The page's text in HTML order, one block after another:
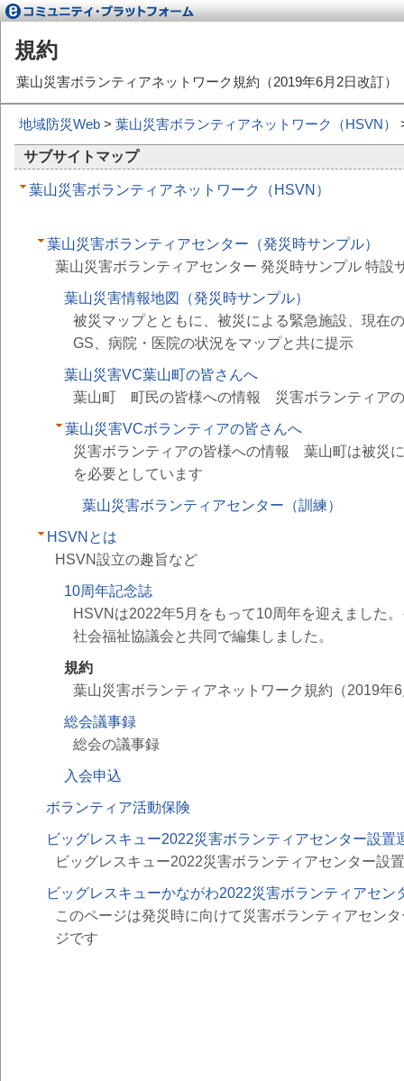
規約
葉山災害ボランティアネットワーク規約（2019年6月2日改訂）
地域防災Web > 葉山災害ボランティアネットワーク（HSVN）
サブサイトマップ
葉山災害ボランティアネットワーク（HSVN）
葉山災害ボランティアセンター（発災時サンプル）
葉山災害ボランティアセンター 発災時サンプル 特設
葉山災害情報地図（発災時サンプル）
被災マップとともに、被災による緊急施設、現在
GS、病院・医院の状況をマップと共に提示
葉山災害VC葉山町の皆さんへ
葉山町 町民の皆様への情報 災害ボランティア
葉山災害VCボランティアの皆さんへ
災害ボランティアの皆様への情報 葉山町は被災
を必要としています
葉山災害ボランティアセンター（訓練）
HSVNとは
HSVN設立の趣旨など
10周年記念誌
HSVNは2022年5月をもって10周年を迎えました
社会福祉協議会と共同で編集しました。
規約
葉山災害ボランティアネットワーク規約（2019年
総会議事録
総会の議事録
入会申込
ボランティア活動保険
ビッグレスキュー2022災害ボランティアセンター設置
ビッグレスキュー2022災害ボランティアセンター設
ビッグレスキューかながわ2022災害ボランティアセン
このページは発災時に向けて災害ボランティアセン
ジです